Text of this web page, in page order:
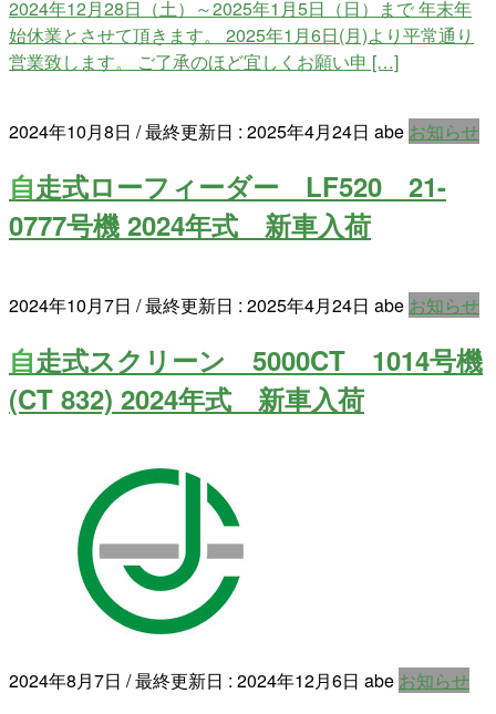
2024年12月28日（土）～2025年1月5日（日）まで 年末年
始休業とさせて頂きます。 2025年1月6日(月)より平常通り
営業致します。 ご了承のほど宜しくお願い申 […]
2024年10月8日 / 最終更新日 : 2025年4月24日 abe お知らせ
自走式ローフィーダー LF520 21-
0777号機 2024年式 新車入荷
2024年10月7日 / 最終更新日 : 2025年4月24日 abe お知らせ
自走式スクリーン 5000CT 1014号機
(CT 832) 2024年式 新車入荷
2024年8月7日 / 最終更新日 : 2024年12月6日 abe お知らせ